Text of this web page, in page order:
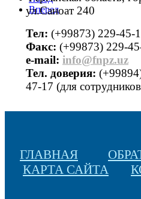
Вперед
ул.Саноат 240
Тел: (+99873) 229-45-
Факс: (+99873) 229-
е-mail: info@fnpz.uz
Тел. доверия:
47-17 (для
ГЛАВНАЯ
КАРТА САЙТА